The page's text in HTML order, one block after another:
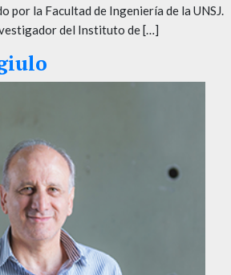
por la Facultad de Ingeniería de la UNSJ.
del Instituto de […]